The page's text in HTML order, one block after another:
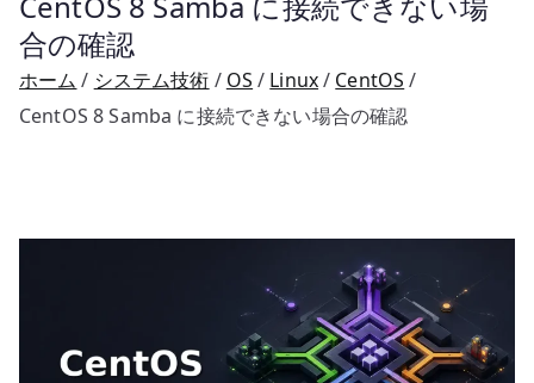
合の確認
ホーム システム技術 OS Linux
CentOS
CentOS 8 Samba に接続できない場合の確認